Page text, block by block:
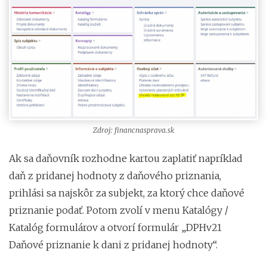
Zdroj: financnasprava.sk
Ak sa daňovník rozhodne kartou zaplatiť napríklad
daň z pridanej hodnoty z daňového priznania,
prihlási sa najskôr za subjekt, za ktorý chce daňové
priznanie podať. Potom zvolí v menu Katalógy /
Katalóg formulárov a otvorí formulár „DPHv21
Daňové priznanie k dani z pridanej hodnoty“.